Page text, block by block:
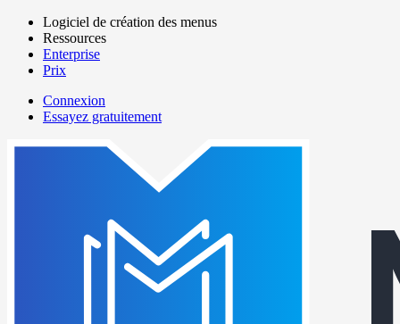
Aller
contenu
principal
Main
navigation
Logiciel de création des menus
Ressources
Enterprise
Prix
menutech
navigation
Connexion
Essayez gratuitement